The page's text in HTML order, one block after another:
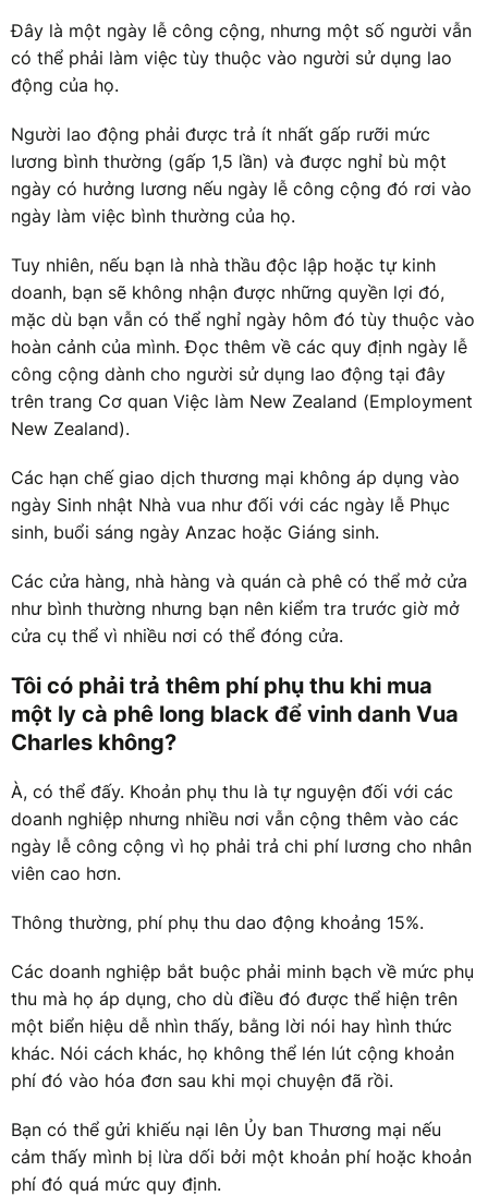
Đây là một ngày lễ công cộng, nhưng một số người vẫn
có thể phải làm việc tùy thuộc vào người sử dụng lao
động của họ.
Người lao động phải được trả ít nhất gấp rưỡi mức
lương bình thường (gấp 1,5 lần) và được nghỉ bù một
ngày có hưởng lương nếu ngày lễ công cộng đó rơi vào
ngày làm việc bình thường của họ.
Tuy nhiên, nếu bạn là nhà thầu độc lập hoặc tự kinh
doanh, bạn sẽ không nhận được những quyền lợi đó,
mặc dù bạn vẫn có thể nghỉ ngày hôm đó tùy thuộc vào
hoàn cảnh của mình. Đọc thêm về các quy định ngày lễ
công cộng dành cho người sử dụng lao động tại đây
trên trang Cơ quan Việc làm New Zealand (Employment
New Zealand).
Các hạn chế giao dịch thương mại không áp dụng vào
ngày Sinh nhật Nhà vua như đối với các ngày lễ Phục
sinh, buổi sáng ngày Anzac hoặc Giáng sinh.
Các cửa hàng, nhà hàng và quán cà phê có thể mở cửa
như bình thường nhưng bạn nên kiểm tra trước giờ mở
cửa cụ thể vì nhiều nơi có thể đóng cửa.
Tôi có phải trả thêm phí phụ thu khi mua
một ly cà phê long black để vinh danh Vua
Charles không?
À, có thể đấy. Khoản phụ thu là tự nguyện đối với các
doanh nghiệp nhưng nhiều nơi vẫn cộng thêm vào các
ngày lễ công cộng vì họ phải trả chi phí lương cho nhân
viên cao hơn.
Thông thường, phí phụ thu dao động khoảng 15%.
Các doanh nghiệp bắt buộc phải minh bạch về mức phụ
thu mà họ áp dụng, cho dù điều đó được thể hiện trên
một biển hiệu dễ nhìn thấy, bằng lời nói hay hình thức
khác. Nói cách khác, họ không thể lén lút cộng khoản
phí đó vào hóa đơn sau khi mọi chuyện đã rồi.
Bạn có thể gửi khiếu nại lên Ủy ban Thương mại nếu
cảm thấy mình bị lừa dối bởi một khoản phí hoặc khoản
phí đó quá mức quy định.